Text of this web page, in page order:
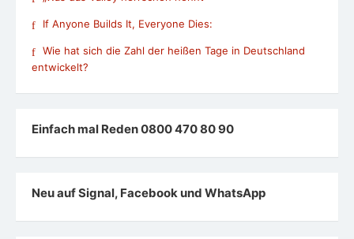
If Anyone Builds It, Everyone Dies:
Wie hat sich die Zahl der heißen Tage in Deutschland
entwickelt?
Einfach mal Reden 0800 470 80 90
Neu auf Signal, Facebook und WhatsApp